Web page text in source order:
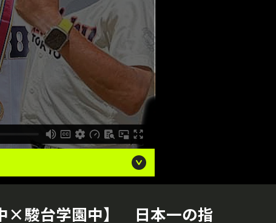
×駿台学園中】 日本一の指